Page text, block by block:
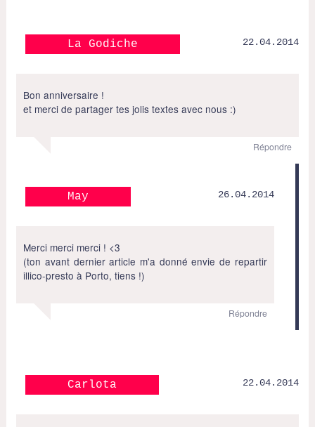
La Godiche 22.04.2014
Bon anniversaire !
et merci de partager tes jolis textes avec nous :)
Répondre
May 26.04.2014
Merci merci merci ! <3
(ton avant dernier article m'a donné envie de repartir
illico-presto à Porto, tiens !)
Répondre
Carlota 22.04.2014